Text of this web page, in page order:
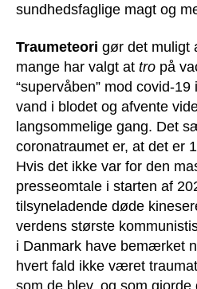
sundhedsfaglige magt og
Traumeteori gør det muligt
mange har valgt at tro på
“supervåben” mod covid-
vand i blodet og afvente
langsommelige gang. Det
coronatraumet er, at det er
Hvis det ikke var for den
presseomtale i starten af
tilsyneladende døde
verdens største
i Danmark have bemærket
hvert fald ikke været